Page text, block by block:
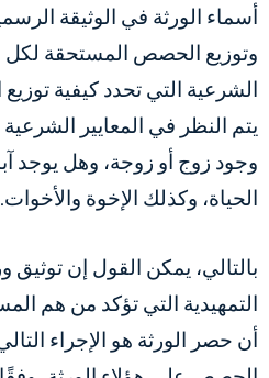
أسماء الورثة في الوثيقة
وتوزيع الحصص المستحقة لكل
الشرعية التي تحدد كيفية
يتم النظر في المعايير الشرعية
وجود زوج أو زوجة، وهل يوجد
الحياة، وكذلك الإخوة والأخوات.
بالتالي، يمكن القول إن
التمهيدية التي تؤكد من هم
أن حصر الورثة هو الإجراء